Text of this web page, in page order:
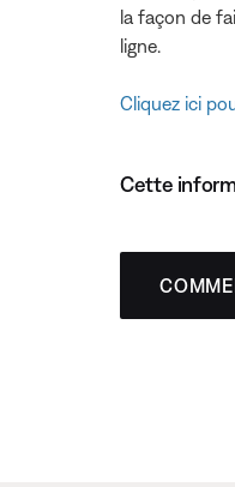
la façon de
ligne.
Cliquez ici
Cette